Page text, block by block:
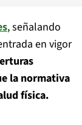
, señalando
en vigor
la normativa
física.